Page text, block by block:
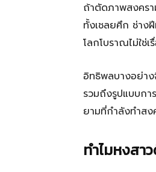
ถ้าตัดภาพสงครา
ทั้งเชลยศึก ช่าง
โลกโบราณไม่ใช่
อิทธิพลบางอย่าง
รวมถึงรูปแบบกา
ยามที่กำลังทำส
ทำไมหงส